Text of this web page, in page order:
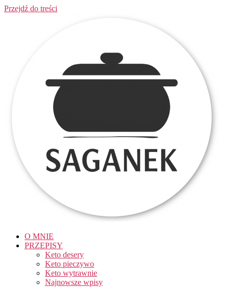
Przejdź do treści
O MNIE
PRZEPISY
Keto desery
Keto pieczywo
Keto wytrawnie
Najnowsze wpisy